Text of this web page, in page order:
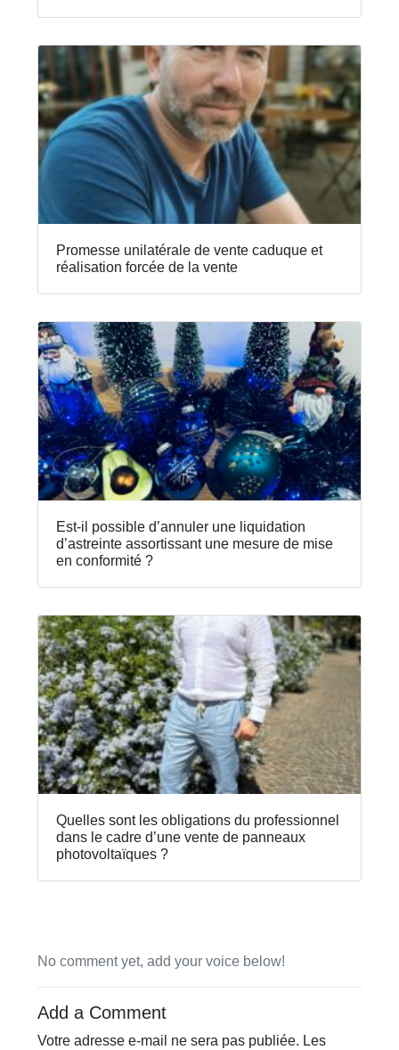
Promesse unilatérale de vente caduque et
réalisation forcée de la vente
Est-il possible d’annuler une liquidation
d’astreinte assortissant une mesure de mise
en conformité ?
Quelles sont les obligations du professionnel
dans le cadre d’une vente de panneaux
photovoltaïques ?
No comment yet, add your voice below!
Add a Comment
Votre adresse e-mail ne sera pas publiée. Les